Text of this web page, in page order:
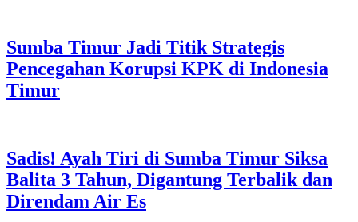
Sumba Timur Jadi Titik Strategis
Pencegahan Korupsi KPK di Indonesia
Timur
Sadis! Ayah Tiri di Sumba Timur Siksa
Balita 3 Tahun, Digantung Terbalik dan
Direndam Air Es